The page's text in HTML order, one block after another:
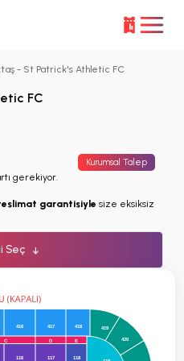
- St Patrick's Athletic FC
C D E
116 117 118
416 417 418 419
420
FC
Kurumsal Talep
gerekiyor.
garantisiyle size eksiksiz
Seç ↓